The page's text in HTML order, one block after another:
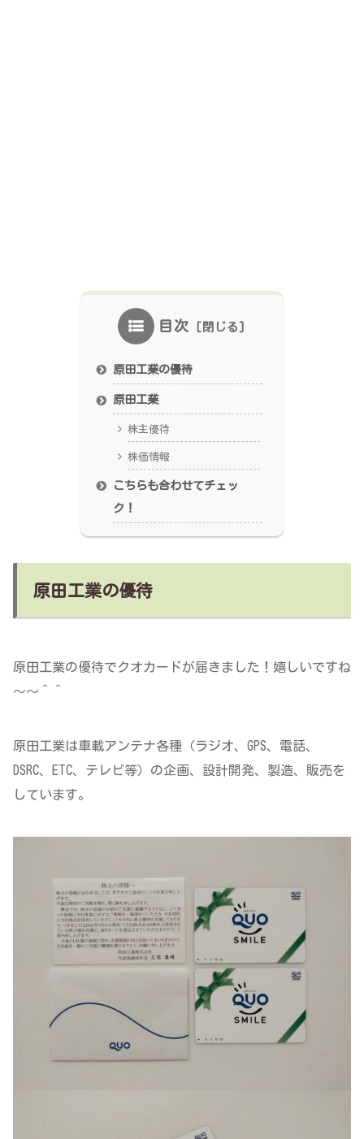
目次
原田工業の優待
原田工業
株主優待
株価情報
こちらも合わせてチェッ
ク！
原田工業の優待
原田工業の優待でクオカードが届きました！嬉しいですね
～～＾＾
原田工業は車載アンテナ各種（ラジオ、GPS、電話、
DSRC、ETC、テレビ等）の企画、設計開発、製造、販売を
しています。